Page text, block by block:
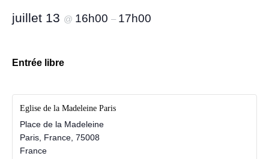
juillet 13 @ 16h00 – 17h00
Entrée libre
Eglise de la Madeleine Paris
Place de la Madeleine
Paris, France 75008
France